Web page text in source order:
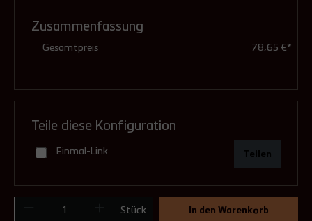
druckdicht (mit Dichtungen)
Zusammenfassung
Gesamtpreis 78,65 €*
Teile diese Konfiguration
Einmal-Link Teilen
Stück In den Warenkorb